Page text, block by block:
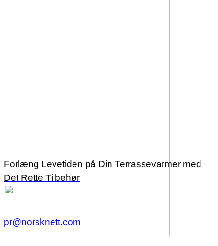
Forlæng Levetiden på Din Terrassevarmer med
Det Rette Tilbehør
pr@norsknett.com